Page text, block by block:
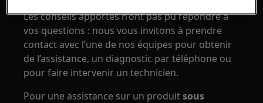
Les conseils apportés n’ont pas pu répondre à
vos questions : nous vous invitons à prendre
contact avec l’une de nos équipes pour obtenir
de l’assistance, un diagnostic par téléphone ou
pour faire intervenir un technicien.
Pour une assistance sur un produitsous